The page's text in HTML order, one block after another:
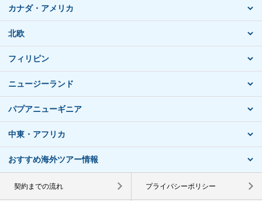
カナダ・アメリカ
北欧
フィリピン
ニュージーランド
パプアニューギニア
中東・アフリカ
おすすめ海外ツアー情報
契約までの流れ プライバシーポリシー